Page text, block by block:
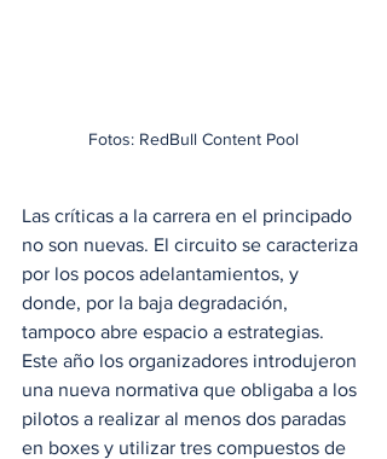
Fotos: RedBull Content Pool
Las críticas a la carrera en el principado
no son nuevas. El circuito se caracteriza
por los pocos adelantamientos, y
donde, por la baja degradación,
tampoco abre espacio a estrategias.
Este año los organizadores introdujeron
una nueva normativa que obligaba a los
pilotos a realizar al menos dos paradas
en boxes y utilizar tres compuestos de